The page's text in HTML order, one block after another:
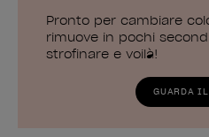
Pronto per cambiare
rimuove in pochi
strofinare e voilà!
GUARDA